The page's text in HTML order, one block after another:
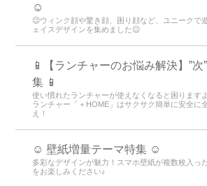
☺️
😉ウィンク顔や驚き顔、困り顔など、ユニークで
ェイスデザインを集めました😉
📱【ランチャーのお悩み解決】”次
集 📱
使い慣れたランチャーが使えなくなると困ります
ランチャー「＋HOME」はサクサク簡単に安全に
え！
☺️ 壁紙増量テーマ特集 ☺️
多彩なデザインが魅力！スマホ壁紙が複数枚入っ
をお楽しみください♪